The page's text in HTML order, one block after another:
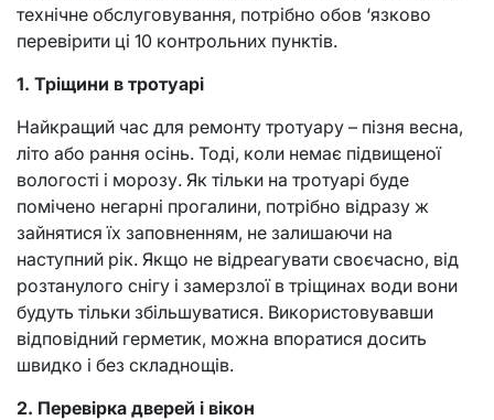
технічне обслуговування, потрібно обов ‘язково
перевірити ці 10 контрольних пунктів.
1. Тріщини в тротуарі
Найкращий час для ремонту тротуару – пізня весна,
літо або рання осінь. Тоді, коли немає підвищеної
вологості і морозу. Як тільки на тротуарі буде
помічено негарні прогалини, потрібно відразу ж
зайнятися їх заповненням, не залишаючи на
наступний рік. Якщо не відреагувати своєчасно, від
розтанулого снігу і замерзлої в тріщинах води вони
будуть тільки збільшуватися. Використовувавши
відповідний герметик, можна впоратися досить
швидко і без складнощів.
2. Перевірка дверей і вікон